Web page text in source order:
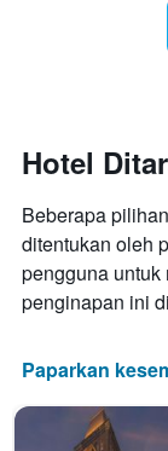
X
memaparkan
bilangan
sebelum
penginapan
1
paksi
Hotel
Beberapa
ditentukan oleh
pengguna
penginapan ini
Paparkan